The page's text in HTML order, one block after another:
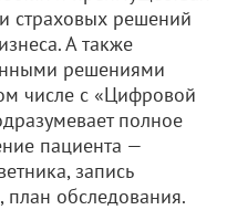
страховых решений
А также
решениями
числе с «Цифровой
полное
пациента —
запись
обследования.